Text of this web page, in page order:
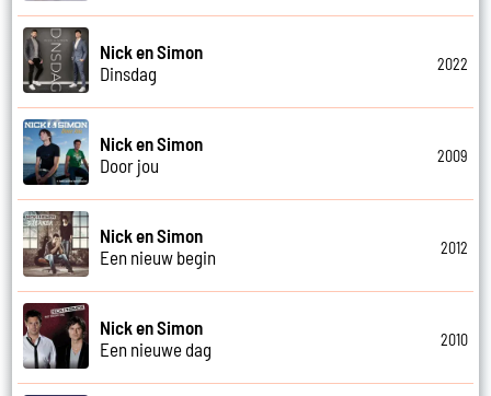
Nick en Simon
Dinsdag
2022
Nick en Simon
Door jou
2009
Nick en Simon
Een nieuw begin
2012
Nick en Simon
Een nieuwe dag
2010